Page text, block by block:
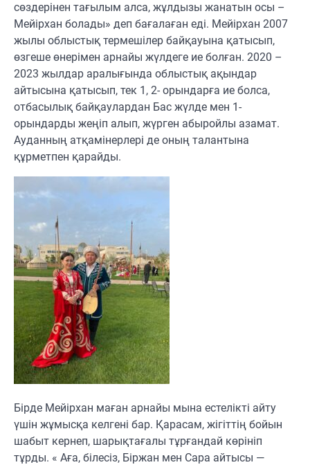
сөздерінен тағылым алса, жұлдызы жанатын осы –
Мейірхан болады» деп бағалаған еді. Мейірхан 2007
жылы облыстық термешілер байқауына қатысып,
өзгеше өнерімен арнайы жүлдеге ие болған. 2020 –
2023 жылдар аралығында облыстық ақындар
айтысына қатысып, тек 1, 2- орындарға ие болса,
отбасылық байқаулардан Бас жүлде мен 1-
орындарды жеңіп алып, жүрген абыройлы азамат.
Ауданның атқамінерлері де оның талантына
құрметпен қарайды.
Бірде Мейірхан маған арнайы мына естелікті айту
үшін жұмысқа келгені бар. Қарасам, жігіттің бойын
шабыт кернеп, шарықтағалы тұрғандай көрініп
тұрды. « Аға, білесіз, Біржан мен Сара айтысы —